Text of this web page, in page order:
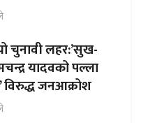
चुनावी लहर:’सुख-
यादवको पल्ला
विरुद्ध जनआक्रोश